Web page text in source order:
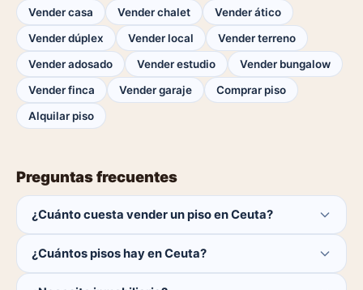
Vender casa Vender chalet
Vender ático
Vender dúplex
Vender local
Vender terreno
Vender adosado
Vender estudio
Vender bungalow
Vender finca
Vender garaje
Comprar piso
Alquilar piso
Preguntas frecuentes
¿Cuánto cuesta vender un piso en Ceuta?
cierra la venta.
¿Cuántos pisos hay en Ceuta?